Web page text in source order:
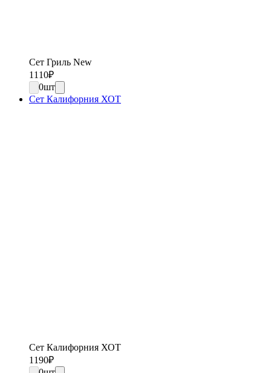
Сет Гриль New
1110₽
0шт
Сет Калифорния ХОТ
Сет Калифорния ХОТ
1190₽